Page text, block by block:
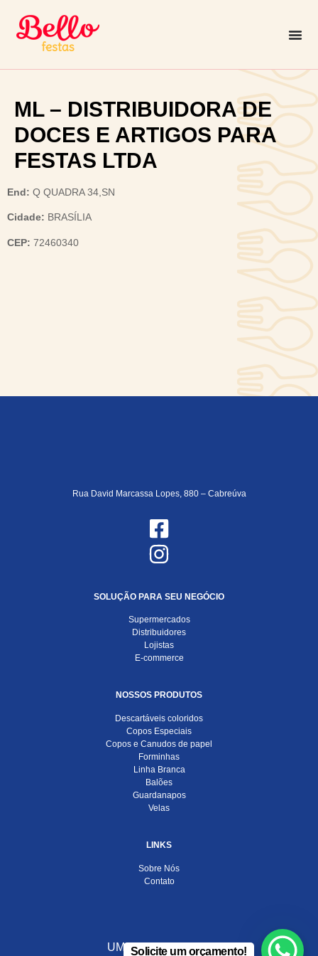
ML – DISTRIBUIDORA DE
DOCES E ARTIGOS PARA
FESTAS LTDA
End: Q QUADRA 34,SN
Cidade: BRASÍLIA
CEP: 72460340
Rua David Marcassa Lopes, 880 – Cabreúva
SOLUÇÃO PARA SEU NEGÓCIO
Supermercados
Distribuidores
Lojistas
E-commerce
NOSSOS PRODUTOS
Descartáveis coloridos
Copos Especiais
Copos e Canudos de papel
Forminhas
Linha Branca
Balões
Guardanapos
Velas
LINKS
Sobre Nós
Contato
UMA EMPRESA DO
Solicite um orçamento!